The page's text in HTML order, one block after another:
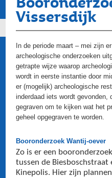
Vissersdijk
In de periode maart – mei zijn
archeologische onderzoeken
getrapte wijze waarop
wordt in eerste instantie door
er (mogelijk) archeologische
inderdaad iets wordt gevonden,
gegraven om te kijken wat het
geheel opgegraven te worden.
Booronderzoek Wantij-oever
Zo is er een
tussen de Biesboschstraat
Kinepolis. Hier zijn